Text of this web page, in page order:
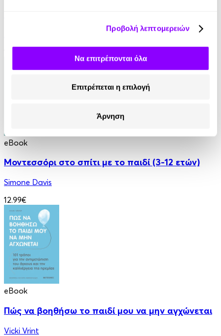
Προβολή λεπτομερειών
Να επιτρέπονται όλα
Επιτρέπεται η επιλογή
Άρνηση
eBook
Μοντεσσόρι στο σπίτι με το παιδί (3-12 ετών)
Simone Davis
12.99€
eBook
Πώς να βοηθήσω το παιδί μου να μην αγχώνεται
Vicki Vrint